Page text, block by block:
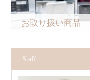
お取り扱い商品
Staff